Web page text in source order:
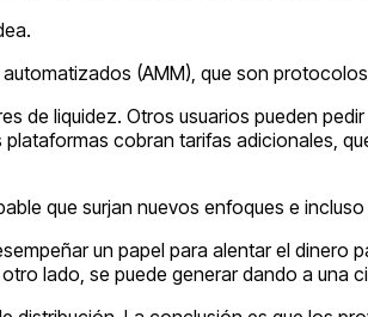
(AMM), que son
de liquidez. Otros usuarios pueden
cobran tarifas adicionales,
que surjan nuevos enfoques e
un papel para alentar el
lado, se puede generar dando a una